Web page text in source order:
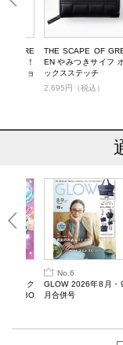
OF GRE
える！
口ショ
THE SCAPE OF
EN やみつきサイフ
ックスステッチ
2,695円（税込）
るスク
ぷにBO
No.6
GLOW 2026年8月・
月合併号